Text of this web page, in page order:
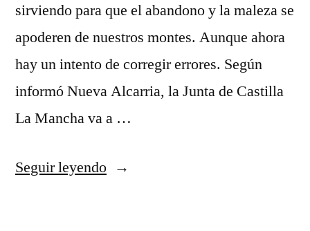
sirviendo para que el abandono y la maleza se
apoderen de nuestros montes. Aunque ahora
hay un intento de corregir errores. Según
informó Nueva Alcarria, la Junta de Castilla
La Mancha va a …
Seguir leyendo«Modificación